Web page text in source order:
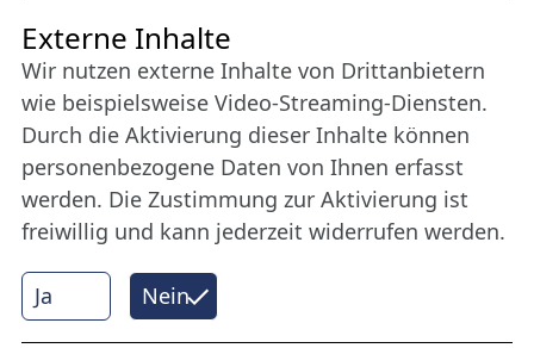
Kino
© Nordische Filmtage Lübeck / Christine Rudolf
Ja Nein
Externe Inhalte
Wir nutzen externe Inhalte von Drittanbietern
wie beispielsweise Video-Streaming-Diensten.
Durch die Aktivierung dieser Inhalte können
personenbezogene Daten von Ihnen erfasst
werden. Die Zustimmung zur Aktivierung ist
freiwillig und kann jederzeit widerrufen werden.